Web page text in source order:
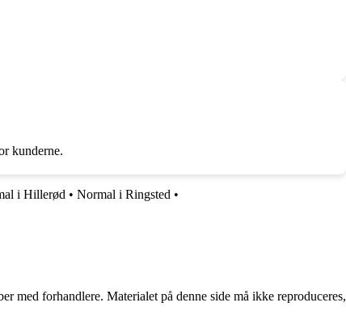
kunderne.
i Hillerød • Normal i Ringsted •
med forhandlere. Materialet på denne side må ikke reproduceres,